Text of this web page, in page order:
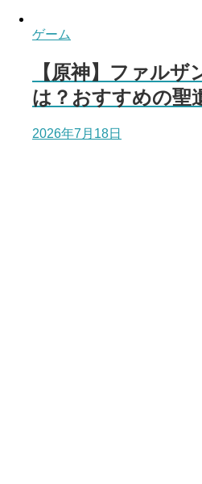
ゲーム
【原神】ファル
は？おすすめの聖
2026年7月18日